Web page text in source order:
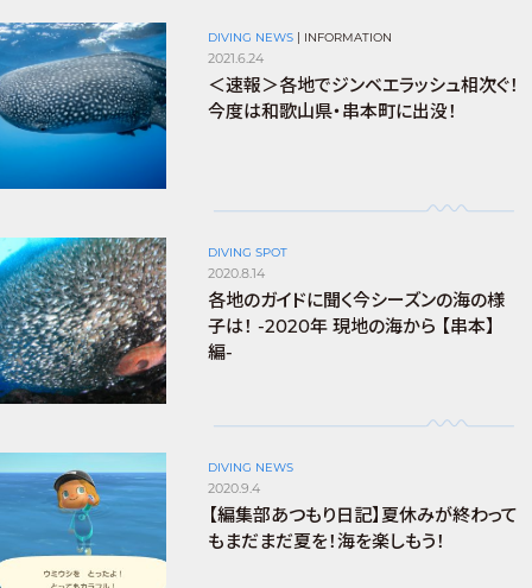
DIVING NEWS | INFORMATION
2021.6.24
＜速報＞各地でジンベエラッシュ相次ぐ！
今度は和歌山県・串本町に出没！
DIVING SPOT
2020.8.14
各地のガイドに聞く今シーズンの海の様
子は！ -2020年 現地の海から 【串本】
編-
DIVING NEWS
2020.9.4
【編集部あつもり日記】夏休みが終わって
もまだまだ夏を！海を楽しもう！